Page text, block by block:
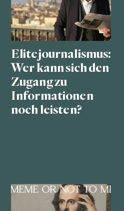
Elitejournalismus:
Wer kann sich den
Zugang zu
Informationen
noch leisten?